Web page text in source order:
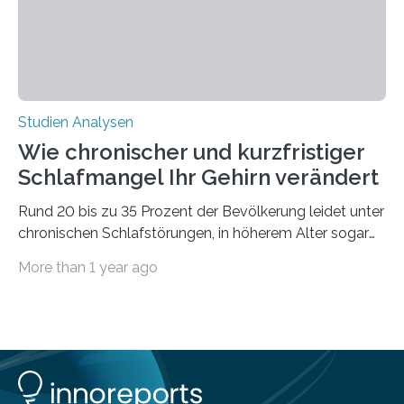
Studien Analysen
Wie chronischer und kurzfristiger
Schlafmangel Ihr Gehirn verändert
Rund 20 bis zu 35 Prozent der Bevölkerung leidet unter
chronischen Schlafstörungen, in höherem Alter sogar
Erwachsene kennt zudem ein kurzfristiges Schlafdefizit:
Forscher:innen konnten in einer aktuellen Metastudie
zeigen, dass sich die jeweils beteiligten Gehirnregionen
More than 1 year ago